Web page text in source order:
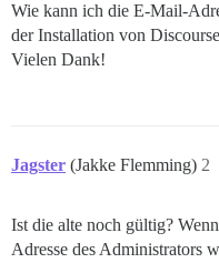
Wie kann ich die E-Mail-
der Installation von
Vielen Dank!
Jagster (Jakke Flemming) 2
Ist die alte noch gültig?
Adresse des Administrators